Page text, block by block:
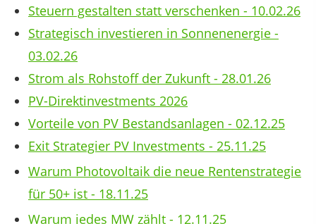
Steuern gestalten statt verschenken - 10.02.26
Strategisch investieren in Sonnenenergie -
03.02.26
Strom als Rohstoff der Zukunft - 28.01.26
PV-Direktinvestments 2026
Vorteile von PV Bestandsanlagen - 02.12.25
Exit Strategier PV Investments - 25.11.25
Warum Photovoltaik die neue Rentenstrategie
für 50+ ist - 18.11.25
Warum jedes MW zählt - 12.11.25